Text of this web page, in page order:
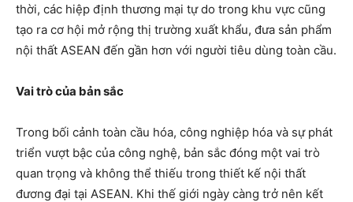
thời, các hiệp định thương mại tự do trong khu vực cũng
tạo ra cơ hội mở rộng thị trường xuất khẩu, đưa sản phẩm
nội thất ASEAN đến gần hơn với người tiêu dùng toàn cầu.
Vai trò của bản sắc
Trong bối cảnh toàn cầu hóa, công nghiệp hóa và sự phát
triển vượt bậc của công nghệ, bản sắc đóng một vai trò
quan trọng và không thể thiếu trong thiết kế nội thất
đương đại tại ASEAN. Khi thế giới ngày càng trở nên kết